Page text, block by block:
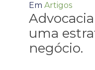
Em Artigos
uma
negócio.